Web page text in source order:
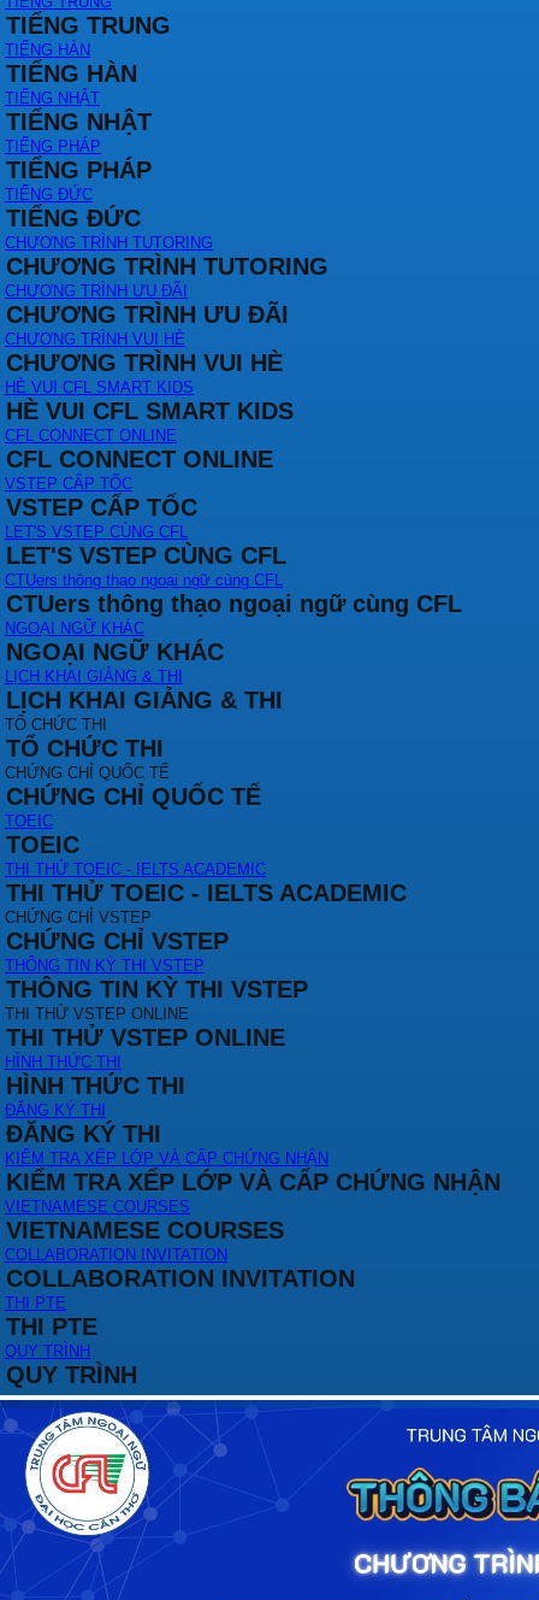
TIẾNG TRUNG
TIẾNG HÀN
TIẾNG HÀN
TIẾNG NHẬT
TIẾNG NHẬT
TIẾNG PHÁP
TIẾNG PHÁP
TIẾNG ĐỨC
TIẾNG ĐỨC
CHƯƠNG TRÌNH TUTORING
CHƯƠNG TRÌNH TUTORING
CHƯƠNG TRÌNH ƯU ĐÃI
CHƯƠNG TRÌNH ƯU ĐÃI
CHƯƠNG TRÌNH VUI HÈ
CHƯƠNG TRÌNH VUI HÈ
HÈ VUI CFL SMART KIDS
HÈ VUI CFL SMART KIDS
CFL CONNECT ONLINE
CFL CONNECT ONLINE
VSTEP CẤP TỐC
VSTEP CẤP TỐC
LET'S VSTEP CÙNG CFL
LET'S VSTEP CÙNG CFL
CTUers thông thạo ngoại ngữ cùng CFL
CTUers thông thạo ngoại ngữ cùng CFL
NGOẠI NGỮ KHÁC
NGOẠI NGỮ KHÁC
LỊCH KHAI GIẢNG & THI
LỊCH KHAI GIẢNG & THI
TỔ CHỨC THI
TỔ CHỨC THI
CHỨNG CHỈ QUỐC TẾ
CHỨNG CHỈ QUỐC TẾ
TOEIC
TOEIC
THI THỬ TOEIC - IELTS ACADEMIC
THI THỬ TOEIC - IELTS ACADEMIC
CHỨNG CHỈ VSTEP
CHỨNG CHỈ VSTEP
THÔNG TIN KỲ THI VSTEP
THÔNG TIN KỲ THI VSTEP
THI THỬ VSTEP ONLINE
THI THỬ VSTEP ONLINE
HÌNH THỨC THI
HÌNH THỨC THI
ĐĂNG KÝ THI
ĐĂNG KÝ THI
KIỂM TRA XẾP LỚP VÀ CẤP CHỨNG NHẬN
KIỂM TRA XẾP LỚP VÀ CẤP CHỨNG NHẬN
VIETNAMESE COURSES
VIETNAMESE COURSES
COLLABORATION INVITATION
COLLABORATION INVITATION
THI PTE
THI PTE
QUY TRÌNH
QUY TRÌNH